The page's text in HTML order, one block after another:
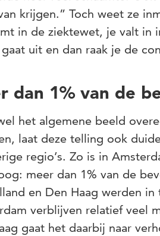
krijgen.” Toch weet ze
in de ziektewet, je valt in
uit en dan raak je de
dan 1% van de
het algemene beeld
laat deze telling ook
regio’s. Zo is in
meer dan 1% van de
en Den Haag werden
verblijven relatief veel
gaat het daarbij naar